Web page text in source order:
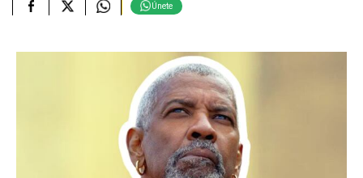
Únete